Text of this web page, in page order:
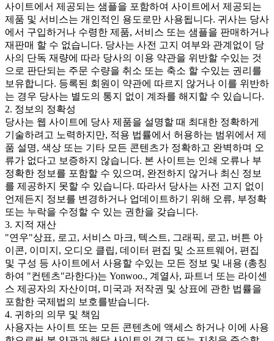
사이트에서 제공되는 샘플을 포함하여 사이트에서 제공되는
제품 및 서비스는 개인적인 용도로만 사용됩니다. 귀사는 당사
에서 구입하거나 수령한 제품, 서비스 또는 샘플을 판매하거나
재판매 할 수 없습니다. 당사는 사전 고지 여부와 관계없이 당
사의 단독 재량에 따라 당사의 이용 약관을 위반할 수있는 것
으로 판단되는 주문 수량을 취소 또는 축소 할 수있는 권리를
보유합니다. 등록된 회원이 약관에 따르지 않거나 이를 위반하
는 경우 당사는 별도의 통지 없이 계좌를 해지할 수 있습니다.
2. 정보의 정확성
당사는 웹 사이트에 당사 제품을 설명할 때 최대한 정확하게
기술하려고 노력하지만, 적용 법률에서 허용하는 범위에서 제
품 설명, 색상 또는 기타 모든 콘텐츠가 정확하고 완벽하며 오
류가 없다고 보증하지 않습니다. 본 사이트는 인쇄 오류나 부
정확한 정보를 포함할 수 있으며, 완전하지 않거나 최신 정보
를 제공하지 못할 수 있습니다. 따라서 당사는 사전 고지 없이
언제든지 정보를 변경하거나 업데이트하기 위해 오류, 부정확
또는 누락을 수정할 수 있는 권한을 갖습니다.
3. 지적 재산
"연우"상표, 로고, 서비스 마크, 텍스트, 그래픽, 로고, 버튼 아
이콘, 이미지, 오디오 클립, 데이터 편집 및 소프트웨어, 편집
및 구성 등 사이트에서 사용할 수있는 모든 정보 및 내용 (총칭
하여 "컨텐츠"라한다)는 Yonwoo., 계열사, 파트너 또는 라이센
스 제공자의 자산이며, 미국과 저작권 및 상표에 관한 법률을
포함한 국제법의 보호를받습니다.
4. 귀하의 의무 및 책임
사용자는 사이트 또는 모든 콘텐츠에 액세스 하거나 이에 사용